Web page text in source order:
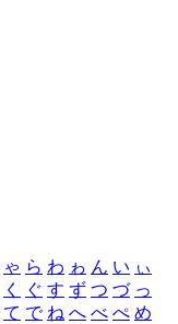
ゃ ら わ ゎ ん い ぃ
く ぐ す ず つ づ っ
て で ね へ べ ぺ め